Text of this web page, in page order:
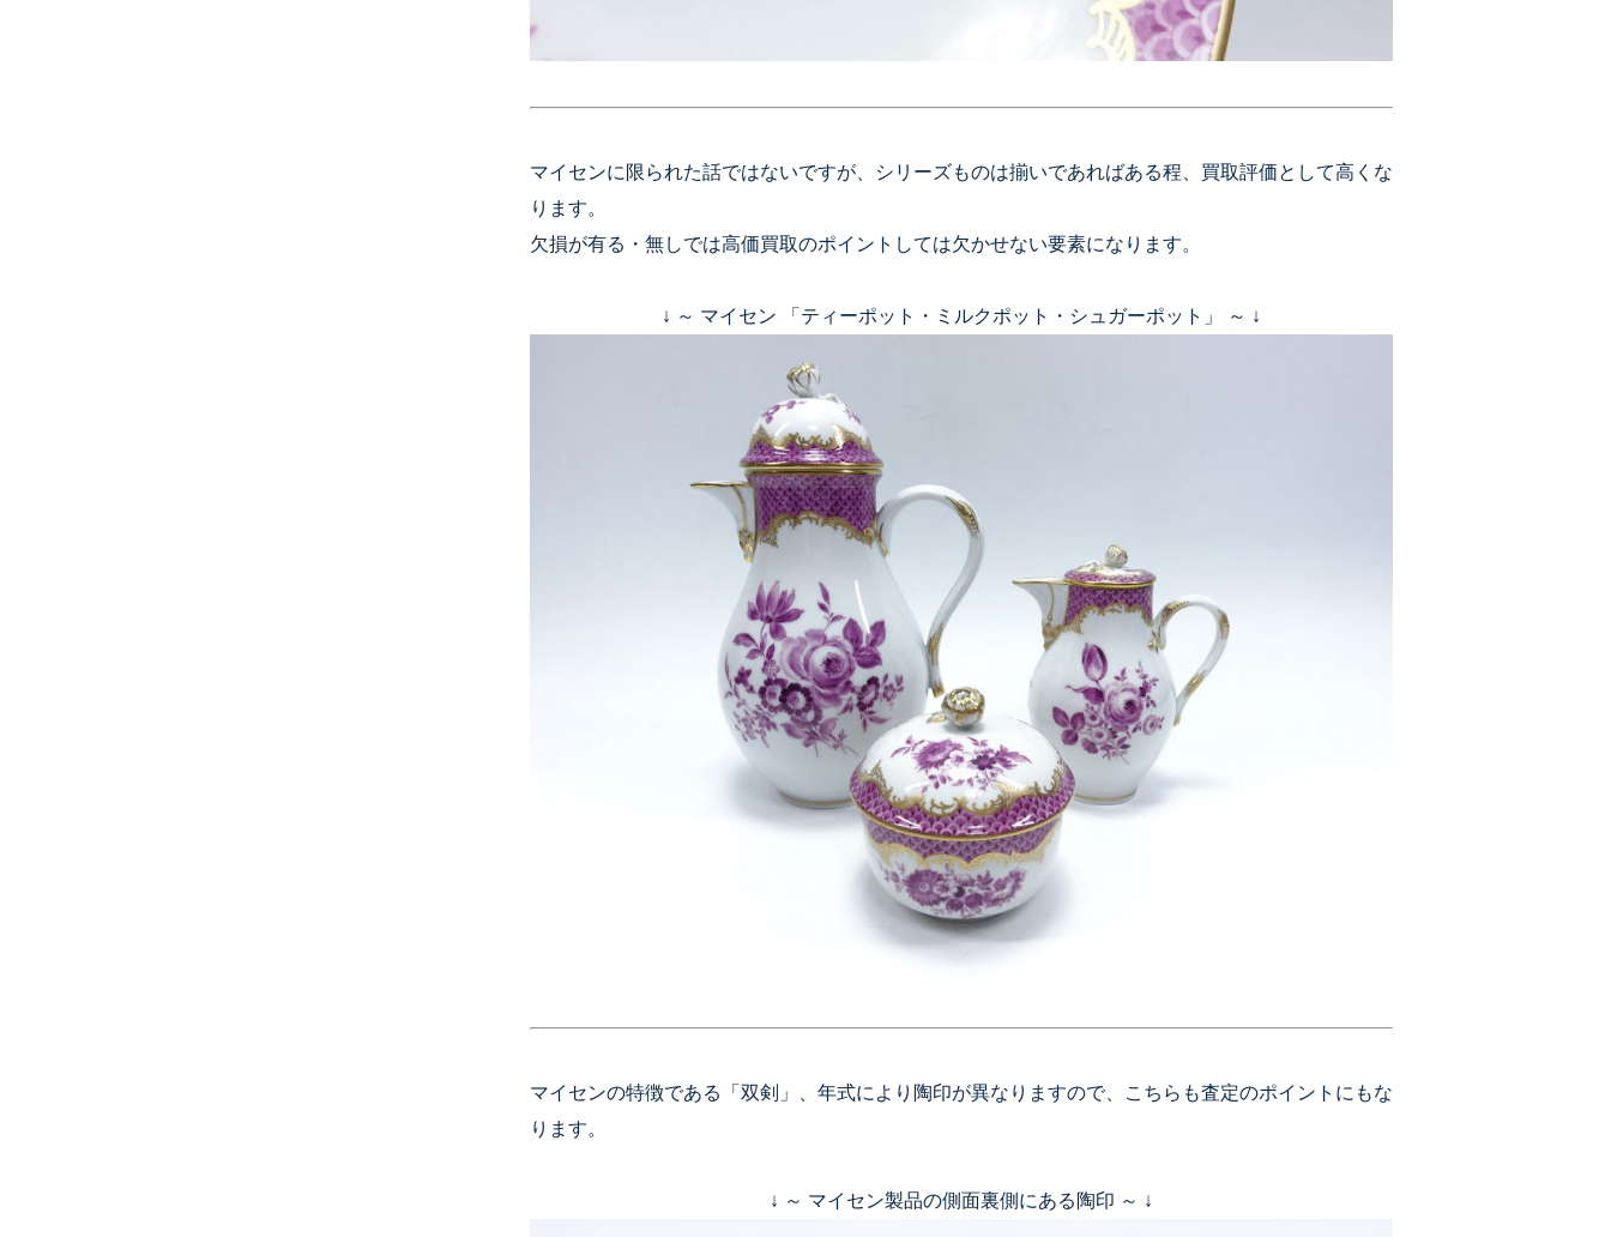
マイセンに限られた話ではないですが、シリーズものは揃いであればある程、買取評価として高くな
ります。
欠損が有る・無しでは高価買取のポイントしては欠かせない要素になります。
↓ ～ マイセン 「ティーポット・ミルクポット・シュガーポット」 ～ ↓
マイセンの特徴である「双剣」、年式により陶印が異なりますので、こちらも査定のポイントにもな
ります。
↓ ～ マイセン製品の側面裏側にある陶印 ～ ↓